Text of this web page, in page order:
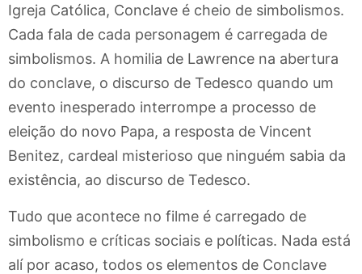
Igreja Católica, Conclave é cheio de simbolismos.
Cada fala de cada personagem é carregada de
simbolismos. A homilia de Lawrence na abertura
do conclave, o discurso de Tedesco quando um
evento inesperado interrompe a processo de
eleição do novo Papa, a resposta de Vincent
Benitez, cardeal misterioso que ninguém sabia da
existência, ao discurso de Tedesco.
Tudo que acontece no filme é carregado de
simbolismo e críticas sociais e políticas. Nada está
alí por acaso, todos os elementos de Conclave